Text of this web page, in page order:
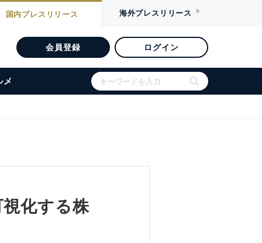
国内プレスリリース 海外プレスリリース
会員登録 ログイン
メ
化する株